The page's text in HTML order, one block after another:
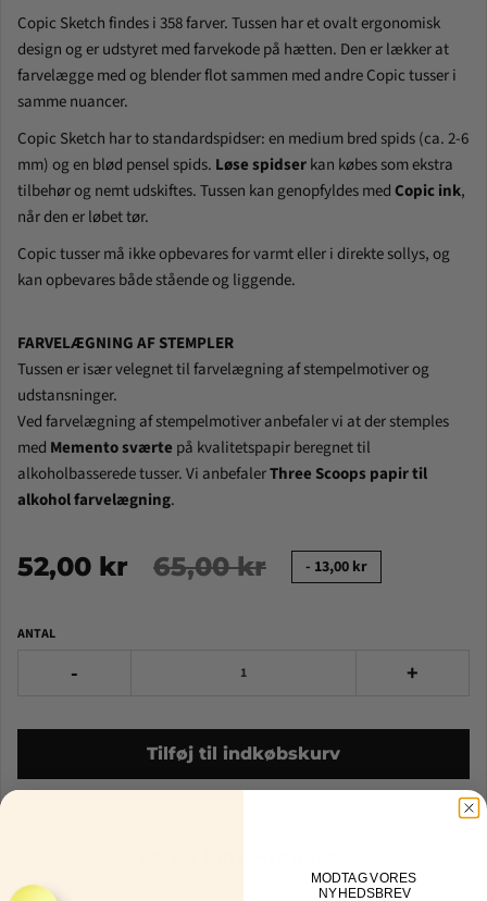
Copic Sketch findes i 358 farver. Tussen har et ovalt ergonomisk
design og er udstyret med farvekode på hætten. Den erlækker at
farvelægge med og blender flot sammen med andre Copic tusser i
samme nuancer.
Copic Sketch har to standardspidser: en medium bred spids (ca. 2-6
mm) og en blød pensel spids. Løse spidserkan købes som ekstra
tilbehør og nemt udskiftes. Tussen kan genopfyldes medCopic ink,
når den er løbet tør.
Copic tusser må ikke opbevares for varmt eller i direkte sollys, og
kan opbevares både stående og liggende.
FARVELÆGNING AF STEMPLER
Tussen er især velegnet til farvelægning af stempelmotiver og
udstansninger.
Ved farvelægning af stempelmotiver anbefaler vi at der stemples
med Memento sværte på kvalitetspapir beregnet til
alkoholbasserede tusser.Vi anbefalerThree Scoops papir til
alkohol farvelægning.
52,00 kr 65,00 kr - 13,00 kr
ANTAL
- +
Tilføj til indkøbskurv
MODTAG VORES
NYHEDSBREV